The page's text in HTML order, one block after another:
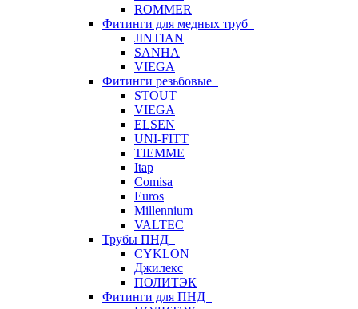
ROMMER
Фитинги для медных труб
JINTIAN
SANHA
VIEGA
Фитинги резьбовые
STOUT
VIEGA
ELSEN
UNI-FITT
TIEMME
Itap
Comisa
Euros
Millennium
VALTEC
Трубы ПНД
CYKLON
Джилекс
ПОЛИТЭК
Фитинги для ПНД